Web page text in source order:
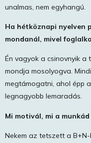
unalmas, nem egyhangú.
Ha hétköznapi nyelven
mondanál, mivel
Én vagyok a csinovnyik
mondja mosolyogva.
megtámogatni, ahol épp
legnagyobb lemaradás.
Mi motivál, mi a
Nekem az tetszett a